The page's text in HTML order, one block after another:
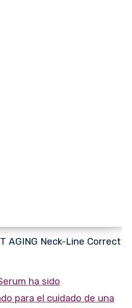
AGING Neck-Line Correct
para el cuidado de una